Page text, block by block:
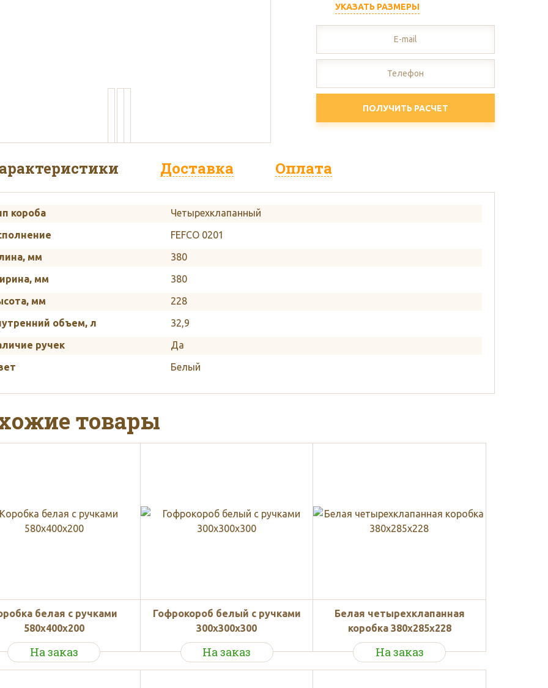
УКАЗАТЬ РАЗМЕРЫ
ПОЛУЧИТЬ РАСЧЕТ
Доставка Оплата
короба
Четырехклапанный
FEFCO 0201
мм
380
мм
380
мм
228
объем, л
32,9
ручек
Да
Белый
товары
белая с ручками
580x400x200
На заказ
Гофрокороб белый с ручками
300х300х300
На заказ
Белая четырехклапанная
коробка 380х285х228
На заказ